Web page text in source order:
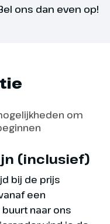
en in Didam
afscheidsdiner,
het
entreegelden
ons dan even op!
om
(inclusief)
bij de prijs
een
naar ons